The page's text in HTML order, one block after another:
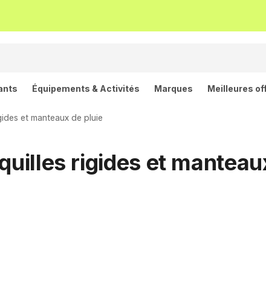
Équipements & Activités Marques Meilleures
et manteaux de pluie
rigides et